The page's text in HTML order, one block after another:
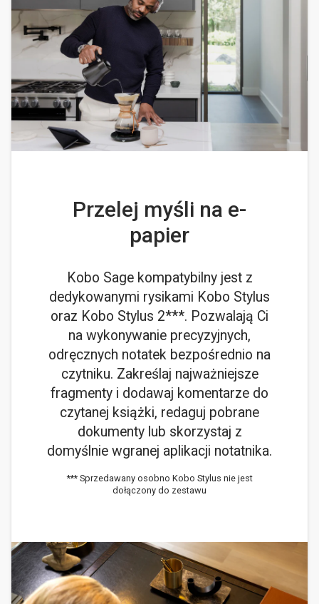
Przelej myśli na e-
papier
Kobo Sage kompatybilny jest z
dedykowanymi rysikami Kobo Stylus
oraz Kobo Stylus 2***. Pozwalają Ci
na wykonywanie precyzyjnych,
odręcznych notatek bezpośrednio na
czytniku. Zakreślaj najważniejsze
fragmenty i dodawaj komentarze do
czytanej książki, redaguj pobrane
dokumenty lub skorzystaj z
domyślnie wgranej aplikacji notatnika.
*** Sprzedawany osobno Kobo Stylus nie jest
dołączony do zestawu